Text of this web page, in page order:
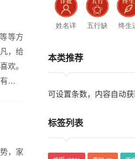
等方
，给
欢。
缸鱼
，家
姓名详
五行缺
终生
本类推荐
可设置条数，内容自动获
标签列表